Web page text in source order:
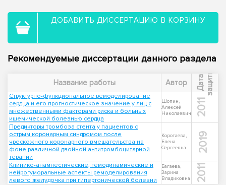
ДОБАВИТЬ ДИССЕРТАЦИЮ В КОРЗИНУ
Рекомендуемые диссертации данного раздела
Название работы Автор Д
а
т
а
з
а
щ
и
т ы
Структурно-функциональное ремоделирование
сердца и его прогностическое значение у лиц с
множественными факторами риска и больных
ишемической болезнью сердца
Шопин,
Алексей
Николаевич
2011
Предикторы тромбоза стента у пациентов с
острым коронарным синдромом после
чрескожного коронарного вмешательства на
фоне различной двойной антитромбоцитарной
терапии
Коротаева,
Елена
Сергеевна
2019
Клинико-анамнестические, гемодинамические и
нейрогуморальные аспекты ремоделирования
левого желудочка при гипертонической болезни
Багаева,
Зарина
Владиковна
2011